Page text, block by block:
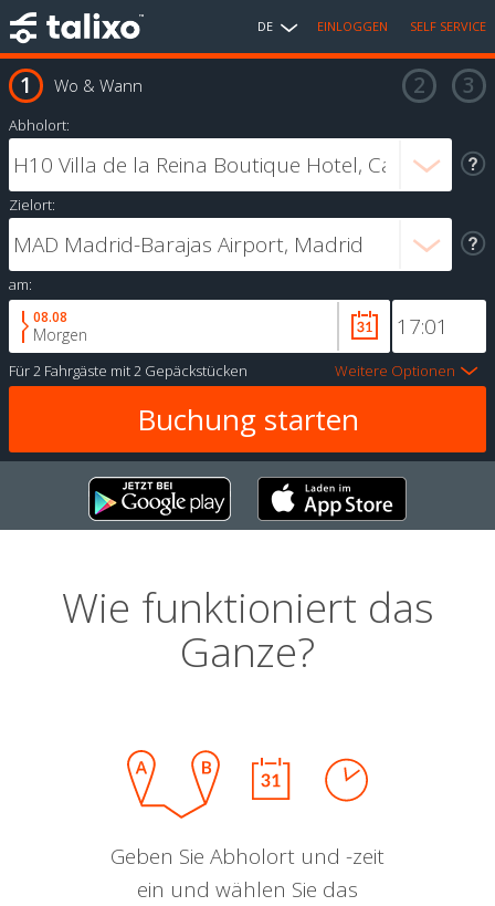
DE EINLOGGEN SELF SERVICE
Wo & Wann
Abholort:
Zielort:
am:
08.08
Morgen
Für2 Fahrgäste mit2 Gepäckstücken Weitere Optionen
Wie funktioniert das
Ganze?
Geben Sie Abholort und -zeit
ein und wählen Sie das